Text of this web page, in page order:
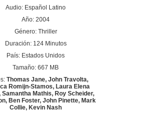
Audio: Español Latino
Año: 2004
Género: Thriller
Duración: 124 Minutos
País: Estados Unidos
Tamaño: 667 MB
Thomas Jane, John Travolta,
Romijn-Stamos, Laura Elena
Samantha Mathis, Roy Scheider,
Ben Foster, John Pinette, Mark
Collie, Kevin Nash